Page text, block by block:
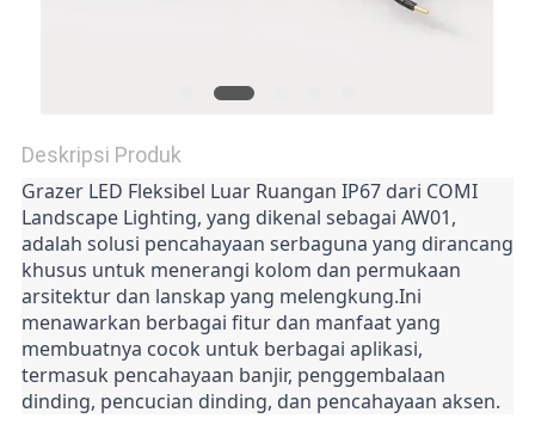
Deskripsi Produk
Grazer LED Fleksibel Luar Ruangan IP67 dari COMI
Landscape Lighting, yang dikenal sebagai AW01,
adalah solusi pencahayaan serbaguna yang dirancang
khusus untuk menerangi kolom dan permukaan
arsitektur dan lanskap yang melengkung.Ini
menawarkan berbagai fitur dan manfaat yang
membuatnya cocok untuk berbagai aplikasi,
termasuk pencahayaan banjir, penggembalaan
dinding, pencucian dinding, dan pencahayaan aksen.